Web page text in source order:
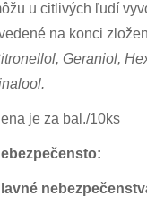
u citlivých ľudí
na konci
Geraniol,
je za bal./10ks